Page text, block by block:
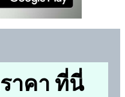
าคา ที่นี่